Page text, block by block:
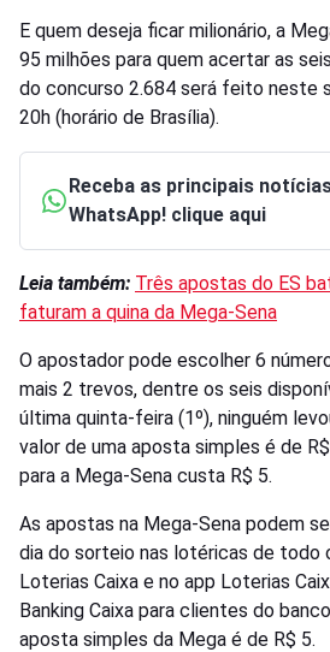
E quem deseja ficar milionário, a
95 milhões para quem acertar as
do concurso 2.684 será feito neste
20h (horário de Brasília).
Receba as principais
WhatsApp! clique aqui
Leia também: Três apostas do ES
faturam a quina da Mega-Sena
O apostador pode escolher 6
mais 2 trevos, dentre os seis
última quinta-feira (1º), ninguém
valor de uma aposta simples é de
para a Mega-Sena custa R$ 5.
As apostas na Mega-Sena podem
dia do sorteio nas lotéricas de todo
Loterias Caixa e no app Loterias
Banking Caixa para clientes do
aposta simples da Mega é de R$ 5.